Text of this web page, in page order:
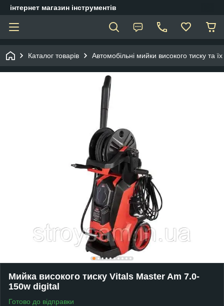
інтернет магазин інструментів
Каталог товарів Автомобільні мийки високого тиску та
Мийка високого тиску Vitals Master Am 7.0-
150w digital
Готово до відправки